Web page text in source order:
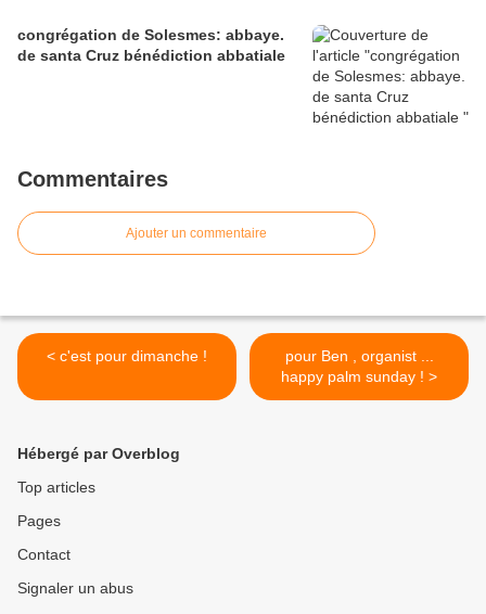
congrégation de Solesmes: abbaye.
de santa Cruz bénédiction abbatiale
Commentaires
Ajouter un commentaire
< c'est pour dimanche !
pour Ben , organist ...
happy palm sunday ! >
Hébergé par Overblog
Top articles
Pages
Contact
Signaler un abus